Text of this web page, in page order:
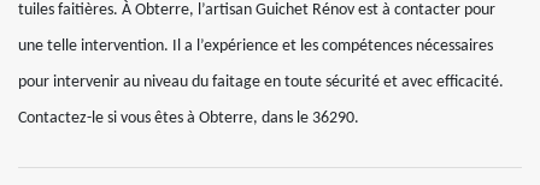
tuiles faitières. À Obterre, l’artisan Guichet Rénov est à contacter pour
une telle intervention. Il a l’expérience et les compétences nécessaires
pour intervenir au niveau du faitage en toute sécurité et avec efficacité.
Contactez-le si vous êtes à Obterre, dans le 36290.